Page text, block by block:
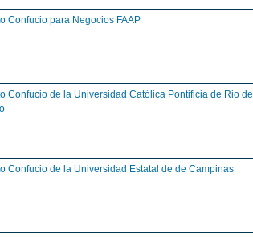
Confucio para Negocios FAAP
Confucio de la Universidad Católica Pontificia de Rio de
Confucio de la Universidad Estatal de de Campinas